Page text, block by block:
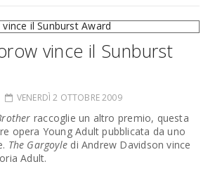
vince il Sunburst
VENERDÌ 2 OTTOBRE 2009
raccoglie un altro premio, questa
opera Young Adult pubblicata da uno
The Gargoyle di Andrew Davidson vince
Adult.